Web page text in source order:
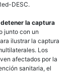
DESC.
la captura
junto con un
ilustrar la captura
Los
afectados por la
sanitaria, el